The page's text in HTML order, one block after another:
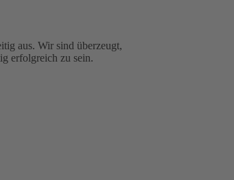
aus. Wir sind überzeugt,
erfolgreich zu sein.